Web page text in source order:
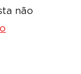
não